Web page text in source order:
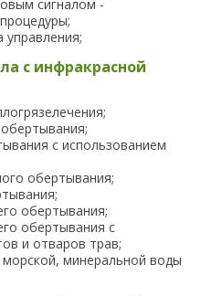
сигналом -
управления;
с инфракрасной
с использованием
обертывания;
обертывания;
обертывания с
и отваров трав;
минеральной воды